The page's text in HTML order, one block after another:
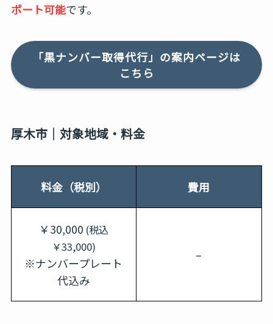
ポート可能です。
「黒ナンバー取得代行」の案内ページは
こちら
厚木市｜対象地域・料金
料金（税別） 費用
￥30,000 (税込
￥33,000)
※ナンバープレート
代込み
–